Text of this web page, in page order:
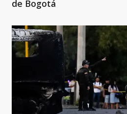
de Bogotá